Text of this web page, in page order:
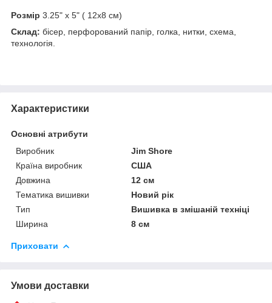
Розмір 3.25" x 5" ( 12х8 см)
Склад: бісер, перфорований папір, голка, нитки, схема,
технологія.
Характеристики
Основні атрибути
Виробник
Jim Shore
Країна виробник
США
Довжина
12 см
Тематика вишивки
Новий рік
Тип
Вишивка в змішаній техніці
Ширина
8 см
Приховати
Умови доставки